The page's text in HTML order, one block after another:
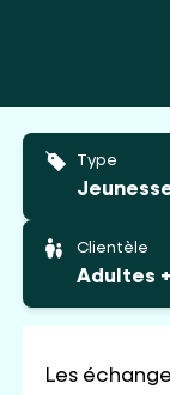
Type
Clientèle
Adultes
Les